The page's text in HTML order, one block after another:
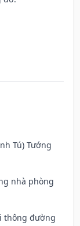
Tú) Tướng
nhà phòng
thông đường